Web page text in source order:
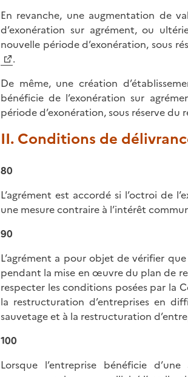
En revanche, une augmentation de
d’exonération sur agrément, ou
nouvelle période d’exonération, sous
.
De même, une création
bénéficie de l’exonération sur
période d’exonération, sous réserve du
II. Conditions de
80
L’agrément est accordé si l’octroi de
une mesure contraire à l’intérêt
90
L’agrément a pour objet de vérifier
pendant la mise en œuvre du plan de
respecter les conditions posées par la
la restructuration d’entreprises en
sauvetage et à la restructuration
100
Lorsque l’entreprise bénéficie